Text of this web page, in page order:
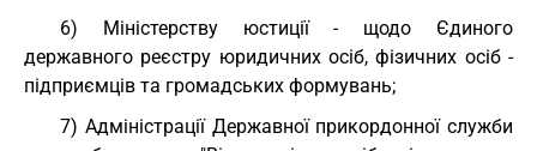
6) Міністерству юстиції - щодо Єдиного
державного реєстру юридичних осіб, фізичних осіб -
підприємців та громадських формувань;
7) Адміністрації Державної прикордонної служби